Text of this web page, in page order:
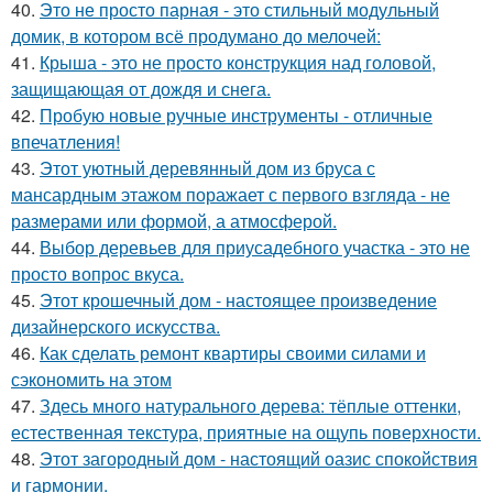
40. Это не просто парная - это стильный модульный
домик, в котором всё продумано до мелочей:
41. Крыша - это не просто конструкция над головой,
защищающая от дождя и снега.
42. Пробую новые ручные инструменты - отличные
впечатления!
43. Этот уютный деревянный дом из бруса с
мансардным этажом поражает с первого взгляда - не
размерами или формой, а атмосферой.
44. Выбор деревьев для приусадебного участка - это не
просто вопрос вкуса.
45. Этот крошечный дом - настоящее произведение
дизайнерского искусства.
46. Как сделать ремонт квартиры своими силами и
сэкономить на этом
47. Здесь много натурального дерева: тёплые оттенки,
естественная текстура, приятные на ощупь поверхности.
48. Этот загородный дом - настоящий оазис спокойствия
и гармонии.